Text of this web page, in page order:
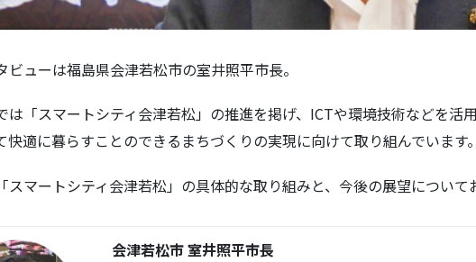
ビューは福島県会津若松市の室井照平市長。
は「スマートシティ会津若松」の推進を掲げ、ICTや環境技術などを活
快適に暮らすことのできるまちづくりの実現に向けて取り組んでいます。
スマートシティ会津若松」の具体的な取り組みと、今後の展望について
会津若松市 室井照平市長